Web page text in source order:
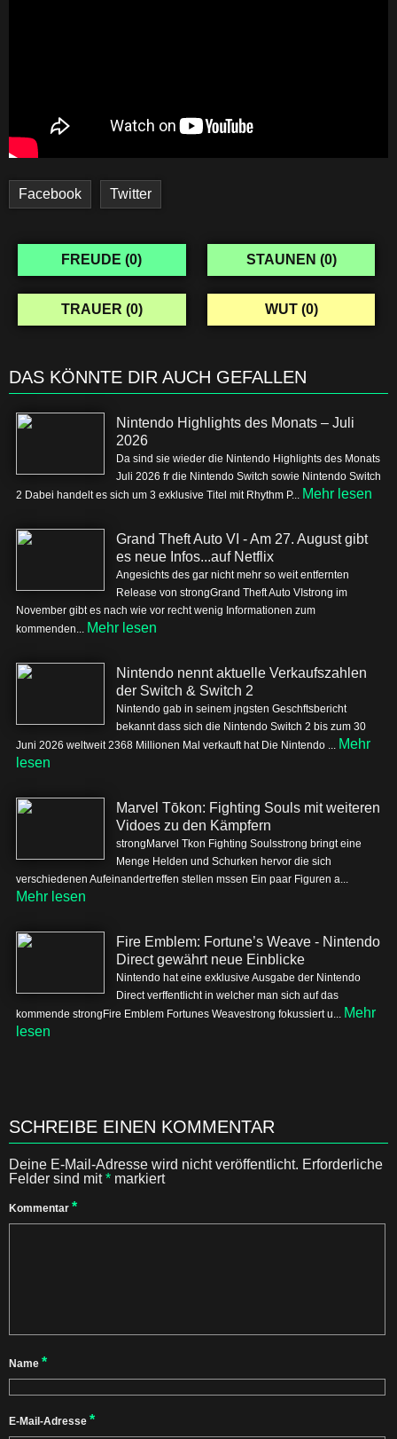
Facebook Twitter
FREUDE (0) STAUNEN (0)
TRAUER (0) WUT (0)
DAS KÖNNTE DIR AUCH GEFALLEN
Nintendo Highlights des Monats – Juli
2026
Da sind sie wieder die Nintendo Highlights des Monats
Juli 2026 fr die Nintendo Switch sowie Nintendo Switch
2 Dabei handelt es sich um 3 exklusive Titel mit Rhythm P... Mehr lesen
Grand Theft Auto VI - Am 27. August gibt
es neue Infos...auf Netflix
Angesichts des gar nicht mehr so weit entfernten
Release von strongGrand Theft Auto VIstrong im
November gibt es nach wie vor recht wenig Informationen zum
kommenden... Mehr lesen
Nintendo nennt aktuelle Verkaufszahlen
der Switch & Switch 2
Nintendo gab in seinem jngsten Geschftsbericht
bekannt dass sich die Nintendo Switch 2 bis zum 30
Juni 2026 weltweit 2368 Millionen Mal verkauft hat Die Nintendo ... Mehr
lesen
Marvel Tōkon: Fighting Souls mit weiteren
Vidoes zu den Kämpfern
strongMarvel Tkon Fighting Soulsstrong bringt eine
Menge Helden und Schurken hervor die sich
verschiedenen Aufeinandertreffen stellen mssen Ein paar Figuren a...
Mehr lesen
Fire Emblem: Fortune’s Weave - Nintendo
Direct gewährt neue Einblicke
Nintendo hat eine exklusive Ausgabe der Nintendo
Direct verffentlicht in welcher man sich auf das
kommende strongFire Emblem Fortunes Weavestrong fokussiert u... Mehr
lesen
SCHREIBE EINEN KOMMENTAR
Deine E-Mail-Adresse wird nicht veröffentlicht. Erforderliche
Felder sind mit* markiert
Kommentar *
Name *
E-Mail-Adresse *